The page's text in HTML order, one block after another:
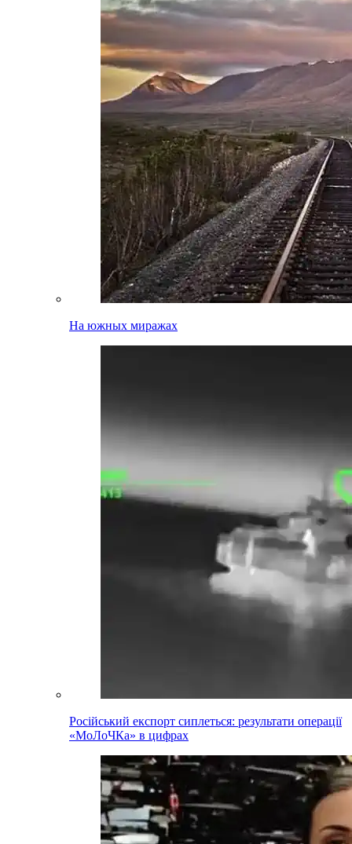
На южных миражах
Російський експорт сиплеться: результати операції
«МоЛоЧКа» в цифрах